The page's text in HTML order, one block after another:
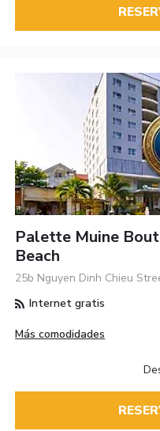
Palette Muine
Beach
25b Nguyen Dinh Chieu
Internet gratis
Más comodidades